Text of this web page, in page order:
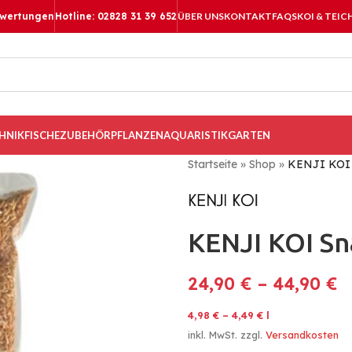
Hotline: 02828 31 39 652 ÜBER UNSKONTAKTFAQSKOI &
FISCHEZUBEHÖRPFLANZENAQUARISTIKGARTEN
Startseite » Shop » KENJI KOI
KENJI KOI
24,90 € – 44,90 €
4,98 € – 4,49 € l
inkl. MwSt. zzgl. Versandkosten